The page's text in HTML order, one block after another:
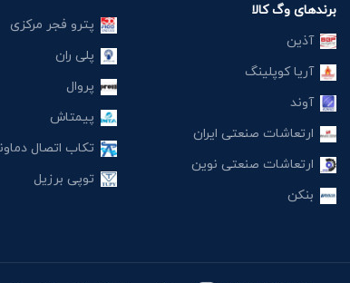
برندهای وگ کالا
آذین
آریا کوپلینگ
آوند
ارتعاشات صنعتی ایران
ارتعاشات صنعتی نوین
بنکن
پترو فجر مرکزی
پلی ران
پروال
پیمتاش
تکاب اتصال
توپی برزیل